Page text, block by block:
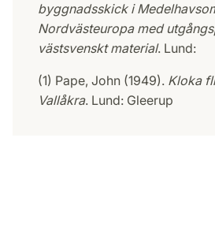
byggnadsskick i
Nordvästeuropa med
västsvenskt material. Lund:
(1) Pape, John (1949). Kloka
Vallåkra. Lund: Gleerup